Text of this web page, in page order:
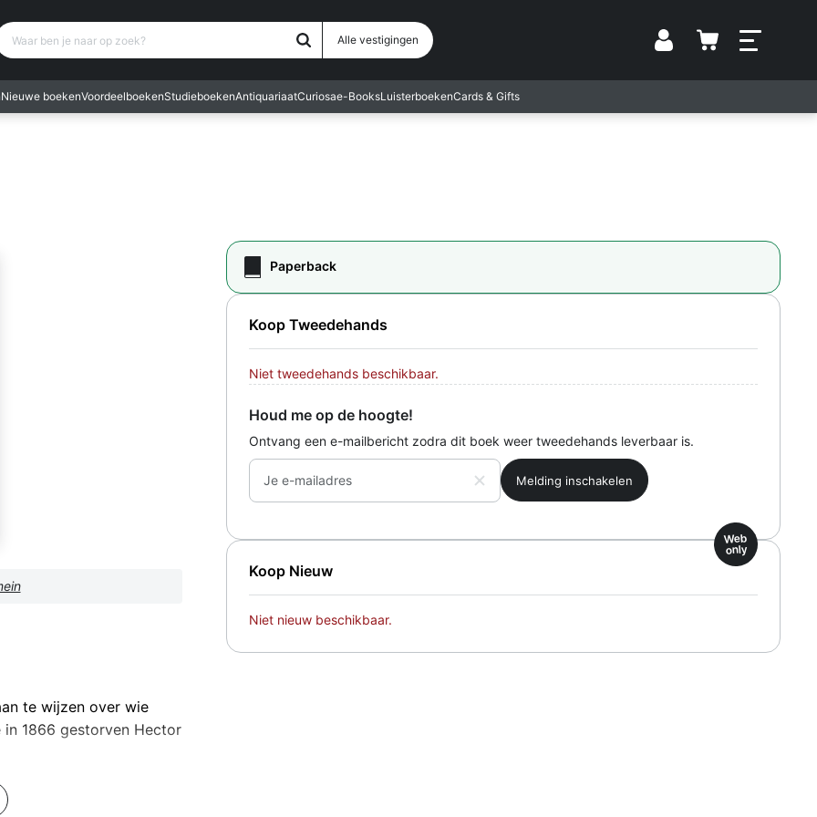
Alle vestigingen Vestiging
ben je naar op zoek?
Nieuwe boekenVoordeelboekenStudieboekenAntiquariaatCuriosae-BooksLuisterboekenCards & Gifts
Paperback
Koop Tweedehands
Niet tweedehands beschikbaar.
Houd me op de hoogte!
Ontvang een e-mailbericht zodra dit boek weer tweedehands leverbaar is.
Je e-mailadres
Koop Nieuw
Web
only
Niet nieuw beschikbaar.
te wijzen over wie
1866 gestorven Hector
Zijn toch al